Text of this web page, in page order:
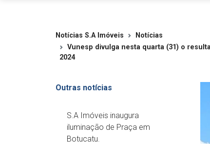
Notícias S.A Imóveis
Notícias
Vunesp divulga nesta quarta (31) o
2024
Outras notícias
S.A Imóveis inaugura
iluminação de Praça em
Botucatu.